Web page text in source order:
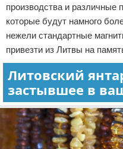
Билеты
Планирование отдыха
Пляжный отдых
Турагенства
Экстримальный отдых
Разное про отдых
производства и различные
которые будут намного
нежели стандартные
привезти из Литвы на
Литовский
застывшее в